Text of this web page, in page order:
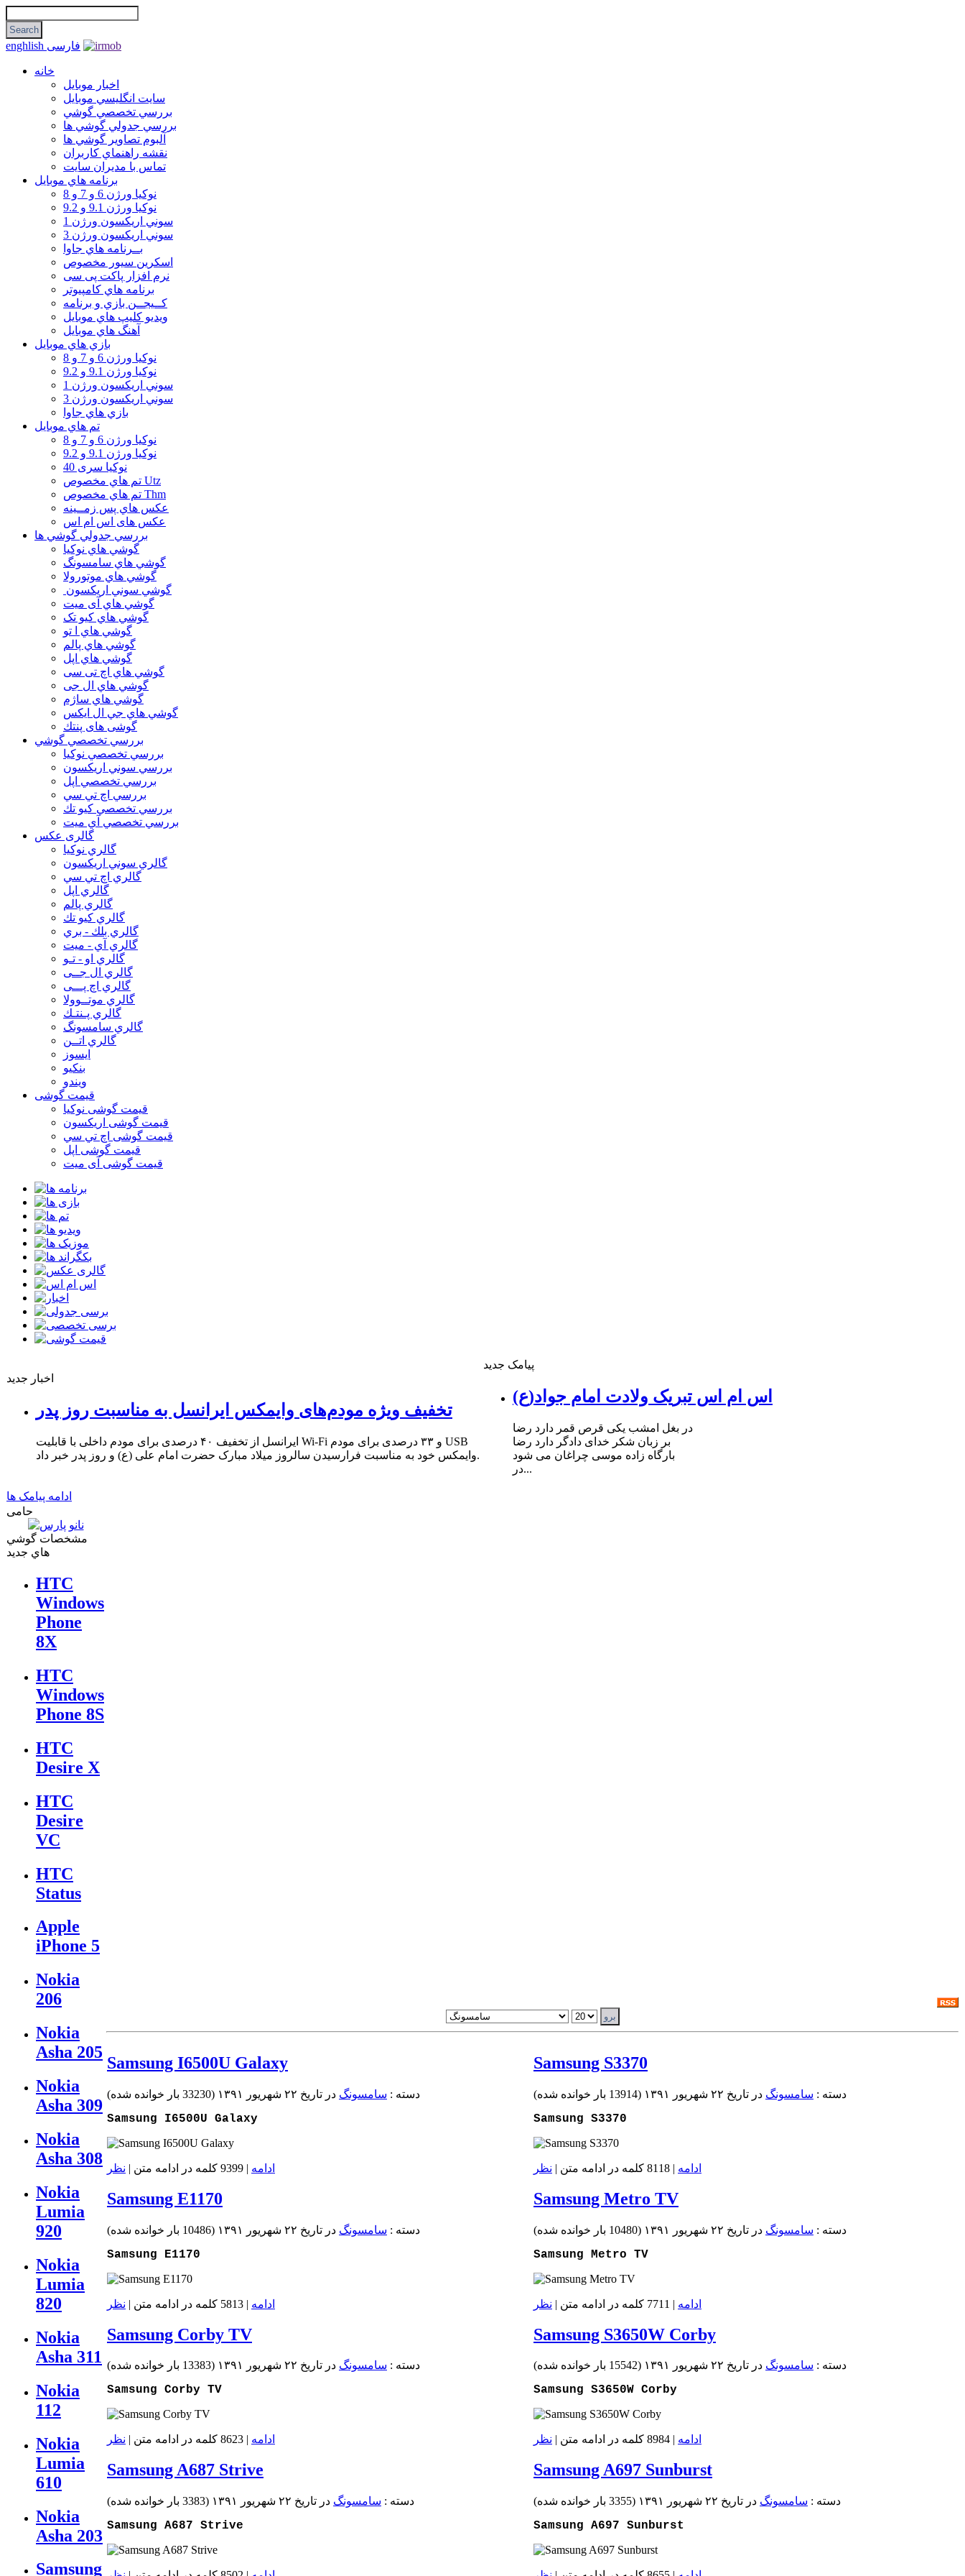
enghlish فارسی
خانه
اخبار موبایل
سايت انگليسي موبايل
بررسي تخصصي گوشي
بررسي جدولي گوشي ها
آلبوم تصاوير گوشي ها
نقشه راهنماي كاربران
تماس با مديران سايت
برنامه هاي موبايل
نوکیا ورژن 6 و 7 و 8
نوکیا ورژن 9.1 و 9.2
سوني اريكسون ورژن 1
سوني اريكسون ورژن 3
بــرنامه هاي جاوا
اسكرين سيور مخصوص
نرم افزار پاکت پی سی
برنامه هاي كامپيوتر
كــيجــن بازي و برنامه
ويديو كليپ هاي موبايل
آهنگ هاي موبايل
بازي هاي موبايل
نوكيا ورژن 6 و 7 و 8
نوكيا ورژن 9.1 و 9.2
سوني اريكسون ورژن 1
سوني اريكسون ورژن 3
بازي هاي جاوا
تم هاي موبايل
نوكيا ورژن 6 و 7 و 8
نوكيا ورژن 9.1 و 9.2
نوکیا سری 40
تم هاي مخصوص Utz
تم هاي مخصوص Thm
عكس هاي پس زمــينه
عكس های اس ام اس
بررسي جدولي گوشي ها
گوشي هاي نوكيا
گوشي هاي سامسونگ
گوشي هاي موتورولا
گوشي سوني اريكسون
گوشي هاي آی میت
گوشي هاي کیو تک
گوشي هاي ا تو
گوشي هاي پالم
گوشي هاي اپل
گوشي هاي اچ تی سی
گوشي هاي ال جی
گوشي هاي ساژم
گوشي هاي جي ال ايكس
گوشی های پنتك
بررسي تخصصي گوشي
بررسي تخصصي نوكيا
بررسي سوني اريكسون
بررسي تخصصي اپل
بررسي اچ تي سي
بررسي تخصصي كيو تك
بررسي تخصصي آي ميت
گالری عکس
گالري نوكيا
گالري سوني اريكسون
گالري اچ تي سي
گالري اپل
گالري پالم
گالري كيو تك
گالري بلك - بري
گالري آي - ميت
گالري او - تـو
گالري ال جــی
گالري اچ پـــی
گالري موتــوولا
گالري پـنتـك
گالري سامسونگ
گالري اتــن
ایسوز
بنکیو
ویندو
قیمت گوشی
قیمت گوشی نوكيا
قیمت گوشی اريكسون
قیمت گوشی اچ تي سي
قیمت گوشی اپل
قیمت گوشی آی میت
اخبار جدید
تخفیف ویژه مودم‌های وایمکس ایرانسل به مناسبت روز پدر
ایرانسل از تخفیف ۴۰ درصدی برای مودم داخلی با قابلیت Wi-Fi و ۳۳ درصدی برای مودم USB
وایمکس خود به مناسبت فرارسیدن سالروز میلاد مبارک حضرت امام علی (ع) و روز پدر خبر داد.
پیامک جدید
اس ام اس تبریک ولادت امام جواد(ع)
در بغل امشب یکى قرص قمر دارد رضا
بر زبان شکر خداى دادگر دارد رضا
بارگاه زاده موسى چراغان مى شود
در...
ادامه پیامک ها
حامی
مشخصات گوشي
هاي جديد
HTC
Windows
Phone
8X
HTC
Windows
Phone 8S
HTC
Desire X
HTC
Desire
VC
HTC
Status
Apple
iPhone 5
Nokia
206
Nokia
Asha 205
Nokia
Asha 309
Nokia
Asha 308
Nokia
Lumia
920
Nokia
Lumia
820
Nokia
Asha 311
Nokia
112
Nokia
Lumia
610
Nokia
Asha 203
Samsung
Samsung I6500U Galaxy
دسته : سامسونگ در تاريخ ۲۲ شهریور ۱۳۹۱ (33230 بار خوانده شده )
Samsung I6500U Galaxy
ادامه | 9399 کلمه در ادامه متن | نظر
Samsung E1170
دسته : سامسونگ در تاريخ ۲۲ شهریور ۱۳۹۱ (10486 بار خوانده شده )
Samsung E1170
ادامه | 5813 کلمه در ادامه متن | نظر
Samsung Corby TV
دسته : سامسونگ در تاريخ ۲۲ شهریور ۱۳۹۱ (13383 بار خوانده شده )
Samsung Corby TV
ادامه | 8623 کلمه در ادامه متن | نظر
Samsung A687 Strive
دسته : سامسونگ در تاريخ ۲۲ شهریور ۱۳۹۱ (3383 بار خوانده شده )
Samsung A687 Strive
Samsung S3370
دسته : سامسونگ در تاريخ ۲۲ شهریور ۱۳۹۱ (13914 بار خوانده شده )
Samsung S3370
ادامه | 8118 کلمه در ادامه متن | نظر
Samsung Metro TV
دسته : سامسونگ در تاريخ ۲۲ شهریور ۱۳۹۱ (10480 بار خوانده شده )
Samsung Metro TV
ادامه | 7711 کلمه در ادامه متن | نظر
Samsung S3650W Corby
دسته : سامسونگ در تاريخ ۲۲ شهریور ۱۳۹۱ (15542 بار خوانده شده )
Samsung S3650W Corby
ادامه | 8984 کلمه در ادامه متن | نظر
Samsung A697 Sunburst
دسته : سامسونگ در تاريخ ۲۲ شهریور ۱۳۹۱ (3355 بار خوانده شده )
Samsung A697 Sunburst